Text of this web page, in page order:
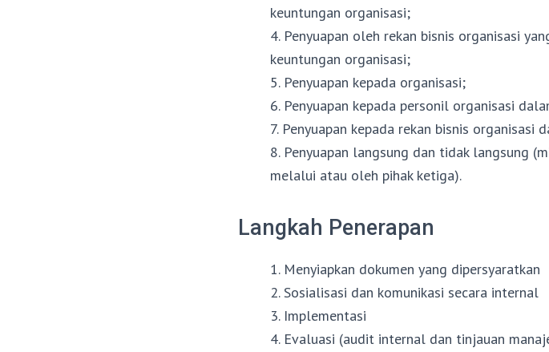
keuntungan organisasi;
4. Penyuapan oleh rekan bisnis organisasi
keuntungan organisasi;
5. Penyuapan kepada organisasi;
6. Penyuapan kepada personil organisasi
7. Penyuapan kepada rekan bisnis
8. Penyuapan langsung dan tidak langsung
melalui atau oleh pihak ketiga).
Langkah Penerapan
1. Menyiapkan dokumen yang dipersyaratkan
2. Sosialisasi dan komunikasi secara internal
3. Implementasi
4. Evaluasi (audit internal dan tinjauan